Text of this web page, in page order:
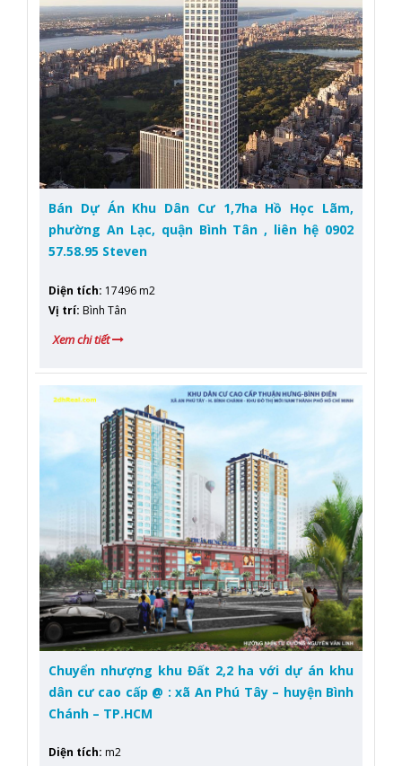
Bán Dự Án Khu Dân Cư 1,7ha Hồ Học Lãm,
phường An Lạc, quận Bình Tân , liên hệ 0902
57.58.95 Steven
Diện tích: 17496 m2
Vị trí: Bình Tân
Xem chi tiết
Chuyển nhượng khu Đất 2,2 ha với dự án khu
dân cư cao cấp @ : xã An Phú Tây – huyện Bình
Chánh – TP.HCM
Diện tích: m2